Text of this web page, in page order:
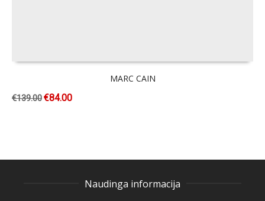
MARC CAIN
€139.00€84.00
Naudinga informacija